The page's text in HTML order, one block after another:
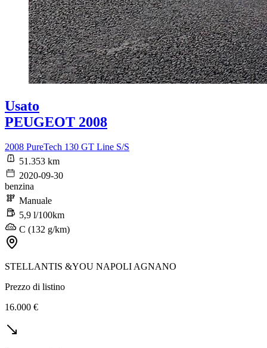
Usato
PEUGEOT 2008
2008 PureTech 130 GT Line S/S
51.353 km
2020-09-30
benzina
Manuale
5,9 l/100km
C (132 g/km)
STELLANTIS &YOU NAPOLI AGNANO
Prezzo di listino
16.000 €